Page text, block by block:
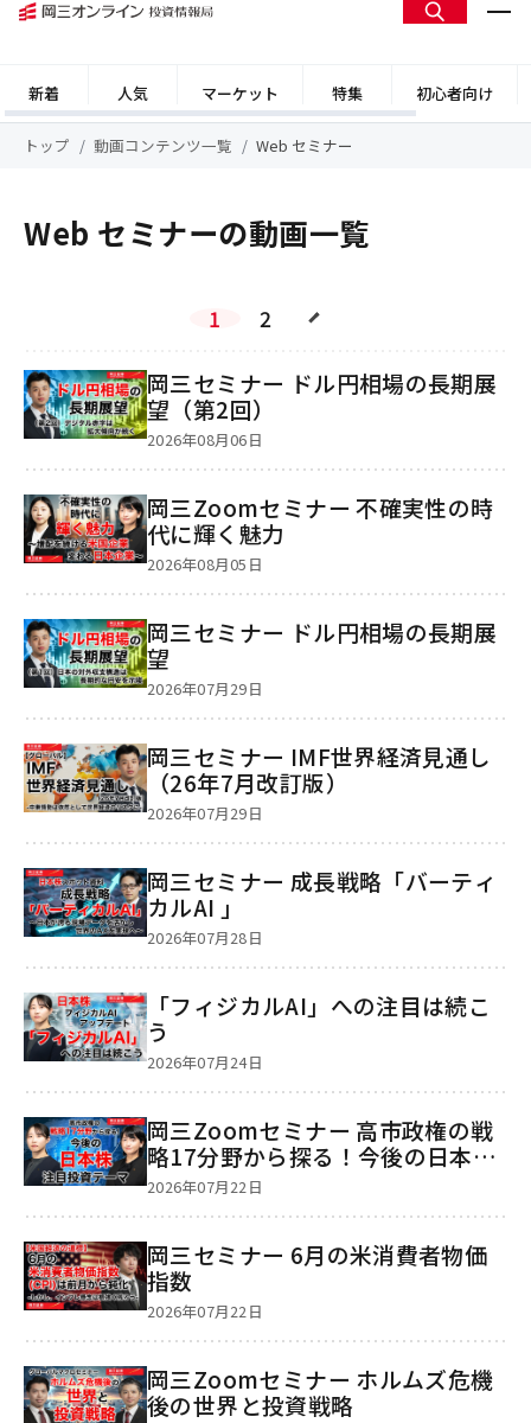
新着 人気 マーケット 特集 初心者向け
トップ 動画コンテンツ一覧 Web セミナー
Web セミナーの動画一覧
1 2
2026年08月06日
岡三セミナー ドル円相場の長期展
望（第2回）
2026年08月05日
岡三Zoomセミナー 不確実性の時
代に輝く魅力
2026年07月29日
岡三セミナー ドル円相場の長期展
望
2026年07月29日
岡三セミナー IMF世界経済見通し
（26年7月改訂版）
2026年07月28日
岡三セミナー 成長戦略「バーティ
カルAI 」
2026年07月24日
「フィジカルAI」への注目は続こ
う
2026年07月22日
岡三Zoomセミナー 高市政権の戦
略17分野から探る！今後の日本株
注目投資テーマ
2026年07月22日
岡三セミナー 6月の米消費者物価
指数
岡三Zoomセミナー ホルムズ危機
後の世界と投資戦略